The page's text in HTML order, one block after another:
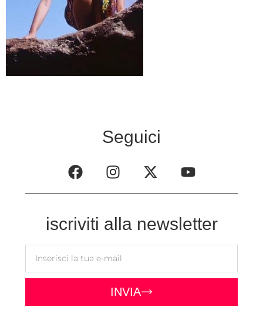
Seguici
iscriviti alla newsletter
INVIA